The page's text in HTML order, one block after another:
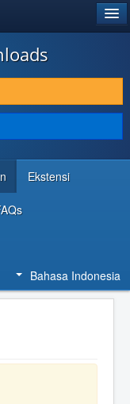
Ekstensi
Bahasa Indonesia